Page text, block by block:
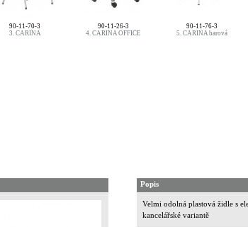
90-11-70-3
3. CARINA
90-11-26-3
4. CARINA OFFICE
90-11-76-3
5. CARINA barová
Popis
Velmi odolná plastová židle s
kancelářské variantě